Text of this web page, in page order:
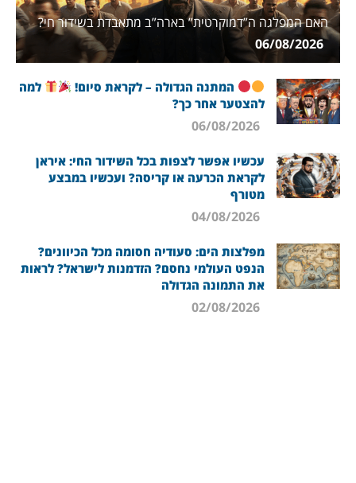
האם המפלגה ה”דמוקרטית” בארה”ב מתאבדת בשידור חי?
06/08/2026
המתנה הגדולה – לקראת סיום!
למה
להצטער אחר כך?
עכשיו אפשר לצפות בכל השידור החי: איראן
לקראת הכרעה או קריסה? ועכשיו במבצע
מטורף
מפלצות הים: סעודיה חסומה מכל הכיוונים?
הנפט העולמי נחסם? הזדמנות לישראל? לראות
את התמונה הגדולה